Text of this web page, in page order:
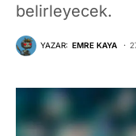
belirleyecek.
YAZAR: EMRE KAYA